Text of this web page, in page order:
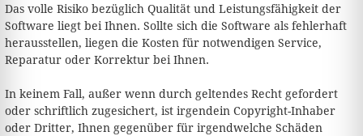
Das volle Risiko bezüglich Qualität und Leistungsfähigkeit der
Software liegt bei Ihnen. Sollte sich die Software als fehlerhaft
herausstellen, liegen die Kosten für notwendigen Service,
Reparatur oder Korrektur bei Ihnen.
In keinem Fall, außer wenn durch geltendes Recht gefordert
oder schriftlich zugesichert, ist irgendein Copyright-Inhaber
oder Dritter, Ihnen gegenüber für irgendwelche Schäden